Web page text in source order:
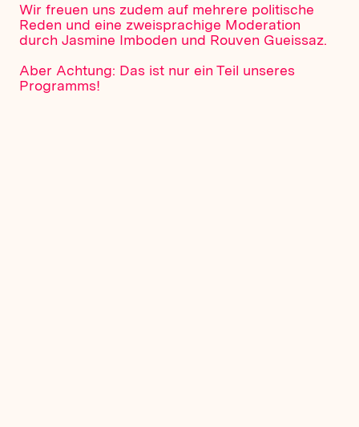
Wir freuen uns zudem auf mehrere politische
Reden und eine zweisprachige Moderation
durch Jasmine Imboden und Rouven Gueissaz.
Aber Achtung: Das ist nur ein Teil unseres
Programms!